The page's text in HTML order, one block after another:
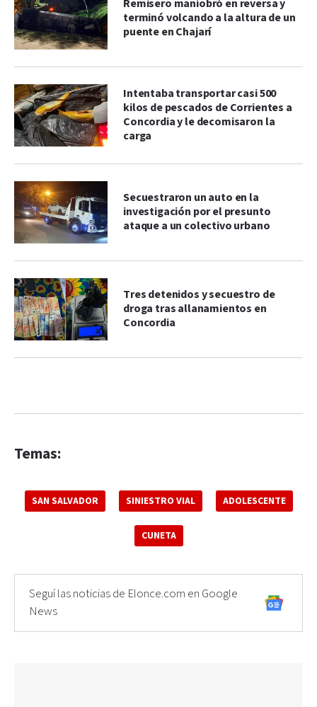
Remisero maniobró en reversa y
terminó volcando a la altura de un
puente en Chajarí
Intentaba transportar casi 500
kilos de pescados de Corrientes a
Concordia y le decomisaron la
carga
Secuestraron un auto en la
investigación por el presunto
ataque a un colectivo urbano
Tres detenidos y secuestro de
droga tras allanamientos en
Concordia
Temas:
SAN SALVADOR SINIESTRO VIAL ADOLESCENTE
CUNETA
Seguí las noticias de Elonce.com en Google
News